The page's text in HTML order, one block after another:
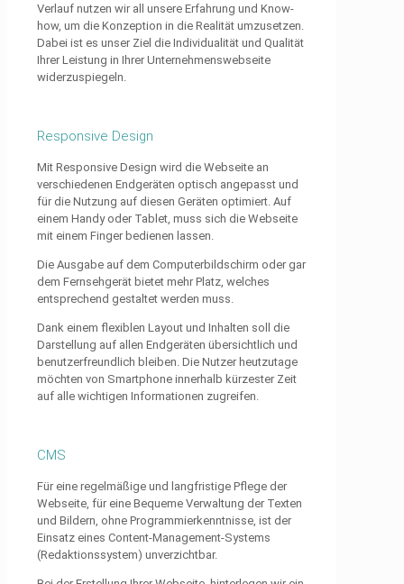
Verlauf nutzen wir all unsere Erfahrung und Know-
how, um die Konzeption in die Realität umzusetzen.
Dabei ist es unser Ziel die Individualität und Qualität
Ihrer Leistung in Ihrer Unternehmenswebseite
widerzuspiegeln.
Responsive Design
Mit Responsive Design wird die Webseite an
verschiedenen Endgeräten optisch angepasst und
für die Nutzung auf diesen Geräten optimiert. Auf
einem Handy oder Tablet, muss sich die Webseite
mit einem Finger bedienen lassen.
Die Ausgabe auf dem Computerbildschirm oder gar
dem Fernsehgerät bietet mehr Platz, welches
entsprechend gestaltet werden muss.
Dank einem flexiblen Layout und Inhalten soll die
Darstellung auf allen Endgeräten übersichtlich und
benutzerfreundlich bleiben. Die Nutzer heutzutage
möchten von Smartphone innerhalb kürzester Zeit
auf alle wichtigen Informationen zugreifen.
CMS
Für eine regelmäßige und langfristige Pflege der
Webseite, für eine Bequeme Verwaltung der Texten
und Bildern, ohne Programmierkenntnisse, ist der
Einsatz eines Content-Management-Systems
(Redaktionssystem) unverzichtbar.